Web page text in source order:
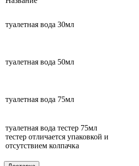
туалетная вода 30мл
туалетная вода 50мл
туалетная вода 75мл
туалетная вода тестер 75мл
тестер отличается упаковкой и
отсутствием колпачка